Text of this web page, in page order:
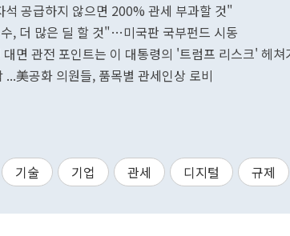
공급하지 않으면 200% 관세 부과할 것"
, 더 많은 딜 할 것"…미국판 국부펀드 시동
면 관전 포인트는 이 대통령의 '트럼프 리스크' 헤쳐
...美공화 의원들, 품목별 관세인상 로비
기술 기업 관세 디지털 규제